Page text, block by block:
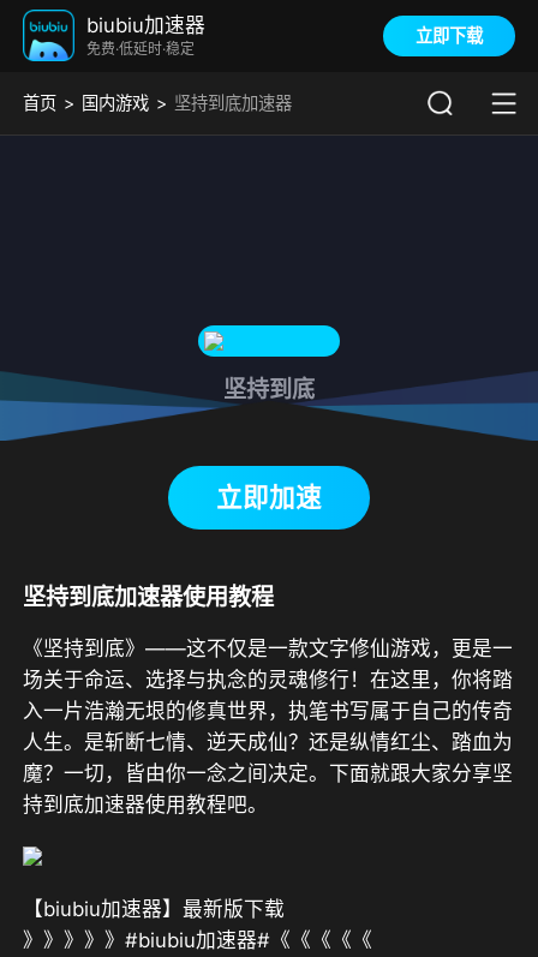
biubiu加速器
免费·低延时·稳定
立即下载
首页 国内游戏 坚持到底加速器
坚持到底
立即加速
坚持到底加速器使用教程
《坚持到底》——这不仅是一款文字修仙游戏，更是一
场关于命运、选择与执念的灵魂修行！在这里，你将踏
入一片浩瀚无垠的修真世界，执笔书写属于自己的传奇
人生。是斩断七情、逆天成仙？还是纵情红尘、踏血为
魔？一切，皆由你一念之间决定。下面就跟大家分享坚
持到底加速器使用教程吧。
【biubiu加速器】最新版下载
》》》》》#biubiu加速器#《《《《《